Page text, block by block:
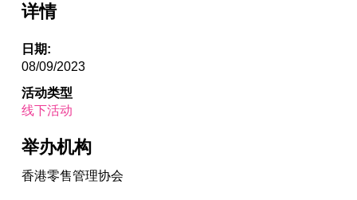
详情
日期:
08/09/2023
活动类型
线下活动
举办机构
香港零售管理协会